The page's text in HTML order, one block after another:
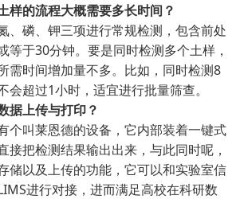
样的流程大概需要多长时间？
、磷、钾三项进行常规检测，包含前处
等于30分钟。要是同时检测多个土样，
需时间增加量不多。比如，同时检测8
会超过1小时，适宜进行批量筛查。
据上传与打印？
个叫莱恩德的设备，它内部装着一键式
接把检测结果输出出来，与此同时呢，
储以及上传的功能，它可以和实验室信
进行对接，进而满足高校在科研数